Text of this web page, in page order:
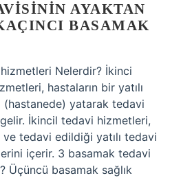
AYAKTAN
BASAMAK
Nelerdir? İkinci
hastaların bir yatılı
(hastanede) yatarak tedavi
İkincil tedavi hizmetleri,
ve tedavi edildiği yatılı tedavi
içerir. 3 basamak tedavi
Üçüncü basamak sağlık